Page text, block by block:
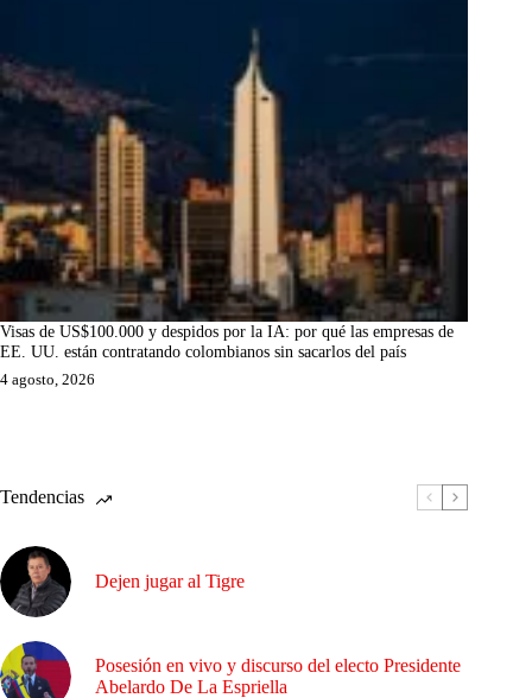
Visas de US$100.000 y despidos por la IA: por qué las empresas de
EE. UU. están contratando colombianos sin sacarlos del país
4 agosto, 2026
Tendencias
Dejen jugar al Tigre
Posesión en vivo y discurso del electo Presidente
Abelardo De La Espriella